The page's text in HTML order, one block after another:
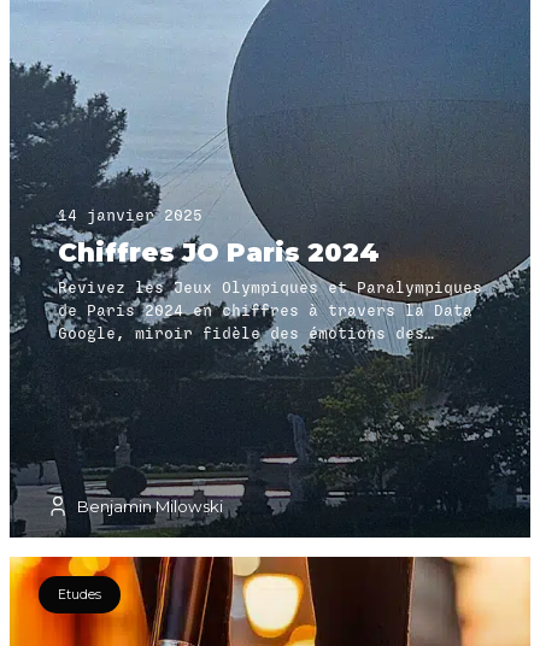
14 janvier 2025
Chiffres JO Paris 2024
Revivez les Jeux Olympiques et Paralympiques
de Paris 2024 en chiffres à travers la Data
Google, miroir fidèle des émotions des
Français pendant les JO
Benjamin Milowski
Etudes